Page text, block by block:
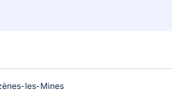
les-Mines